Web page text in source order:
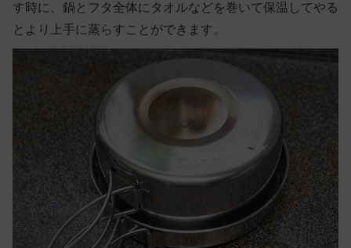
す時に、鍋とフタ全体にタオルなどを巻いて保温してやる
とより上手に蒸らすことができます。